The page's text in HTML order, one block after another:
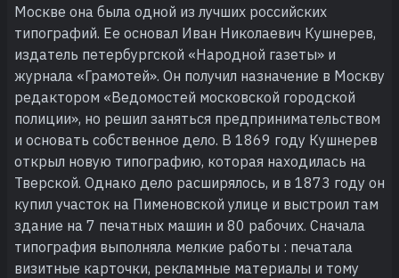
Москве она была одной из лучших российских
типографий. Ее основал Иван Николаевич Кушнерев,
издатель петербургской «Народной газеты» и
журнала «Грамотей». Он получил назначение в Москву
редактором «Ведомостей московской городской
полиции», но решил заняться предпринимательством
и основать собственное дело. В 1869 году Кушнерев
открыл новую типографию, которая находилась на
Тверской. Однако дело расширялось, и в 1873 году он
купил участок на Пименовской улице и выстроил там
здание на 7 печатных машин и 80 рабочих. Сначала
типография выполняла мелкие работы : печатала
визитные карточки, рекламные материалы и тому